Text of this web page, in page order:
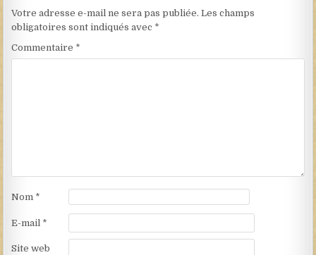
Votre adresse e-mail ne sera pas publiée. Les champs
obligatoires sont indiqués avec *
Commentaire *
Nom *
E-mail *
Site web